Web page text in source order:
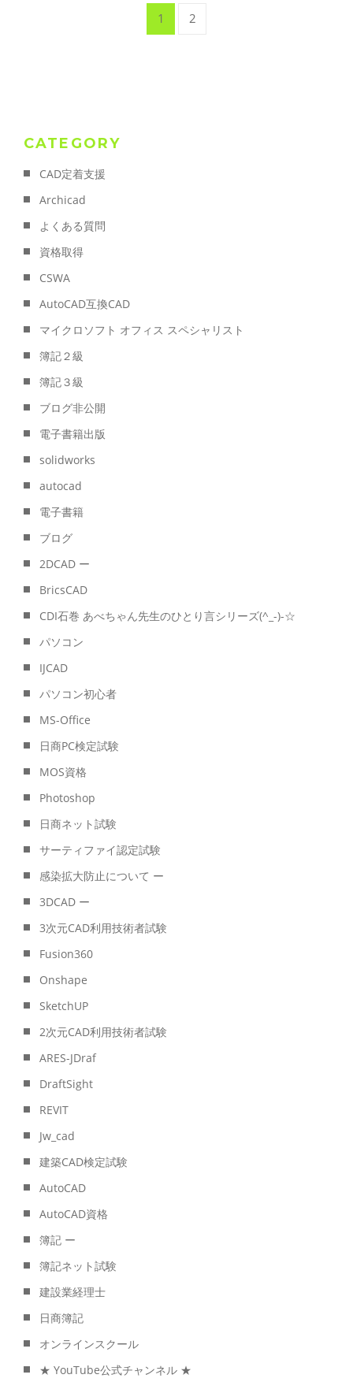
1 2
CATEGORY
CAD定着支援
Archicad
よくある質問
資格取得
CSWA
AutoCAD互換CAD
マイクロソフト オフィス スペシャリスト
簿記２級
簿記３級
ブログ非公開
電子書籍出版
solidworks
autocad
電子書籍
ブログ
2DCAD ー
BricsCAD
CDI石巻 あべちゃん先生のひとり言シリーズ(^_-)-☆
パソコン
IJCAD
パソコン初心者
MS-Office
日商PC検定試験
MOS資格
Photoshop
日商ネット試験
サーティファイ認定試験
感染拡大防止について ー
3DCAD ー
3次元CAD利用技術者試験
Fusion360
Onshape
SketchUP
2次元CAD利用技術者試験
ARES-JDraf
DraftSight
REVIT
Jw_cad
建築CAD検定試験
AutoCAD
AutoCAD資格
簿記 ー
簿記ネット試験
建設業経理士
日商簿記
オンラインスクール
★ YouTube公式チャンネル ★